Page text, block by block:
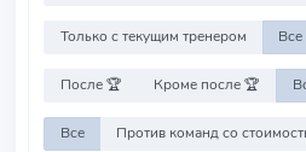
Только с текущим тренером Все
После 🏆 Кроме после 🏆
Все